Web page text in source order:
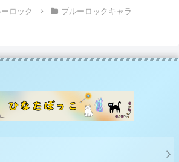
ロック ブルーロックキャラ